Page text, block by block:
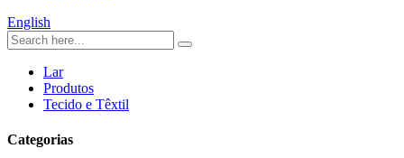
English
Lar
Produtos
Tecido e Têxtil
Categorias